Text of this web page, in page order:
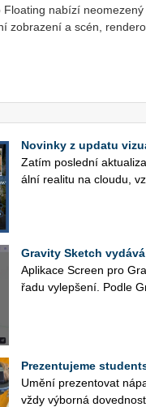
nabízí
zobrazení a scén,
Novinky z updatu
Zatím po­sled­ní
ál­ní re­a­li­tu na clou­du,
Gravity Sketch
Apli­ka­ce Scre­en pro
řadu vy­lep­še­ní. Podle
Prezentujeme
Umění pre­zen­to­vat
vždy vý­bor­ná